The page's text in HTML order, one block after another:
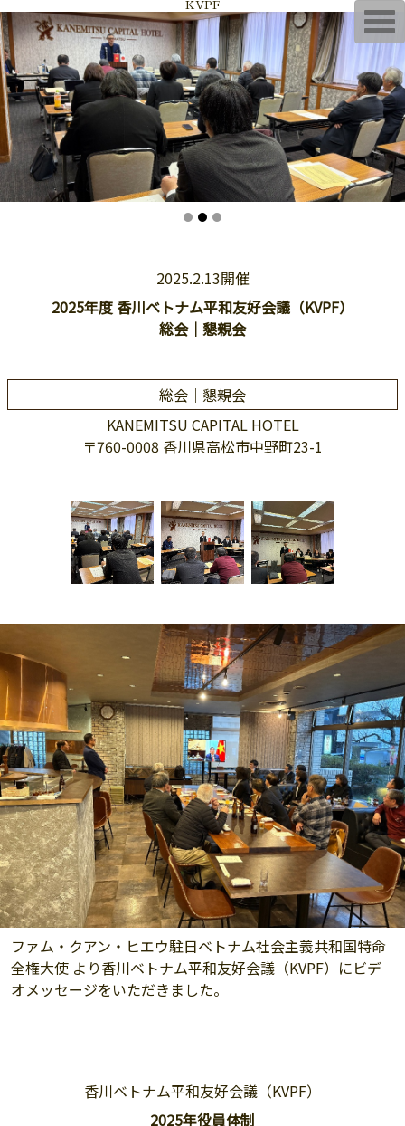
KVPF
2025.2.13開催
2025年度 香川ベトナム平和友好会議（KVPF）
総会｜懇親会
総会｜懇親会
KANEMITSU CAPITAL HOTEL
〒760-0008 香川県高松市中野町23-1
ファム・クアン・ヒエウ駐日ベトナム社会主義共和国特命
全権大使 より香川ベトナム平和友好会議（KVPF）にビデ
オメッセージをいただきました。
香川ベトナム平和友好会議（KVPF）
2025年役員体制
T
o
g
g
e
n
a
v
i
g
a
t
i
o